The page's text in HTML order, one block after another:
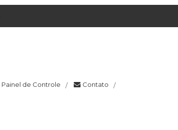
Painel de Controle / Contato /